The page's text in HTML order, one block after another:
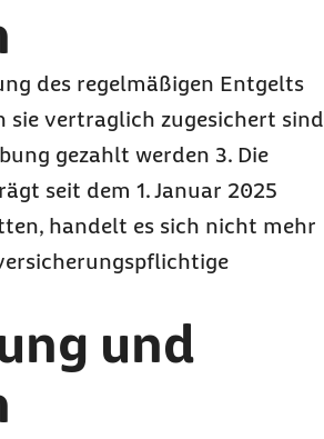
des regelmäßigen Entgelts
sie vertraglich zugesichert sind
gezahlt werden 3. Die
seit dem 1. Januar 2025
handelt es sich nicht mehr
und